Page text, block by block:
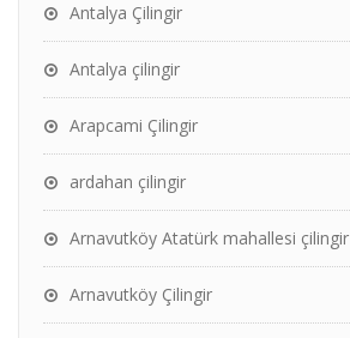
Antalya Çilingir
Antalya çilingir
Arapcami Çilingir
ardahan çilingir
Arnavutköy Atatürk mahallesi çilingir
Arnavutköy Çilingir